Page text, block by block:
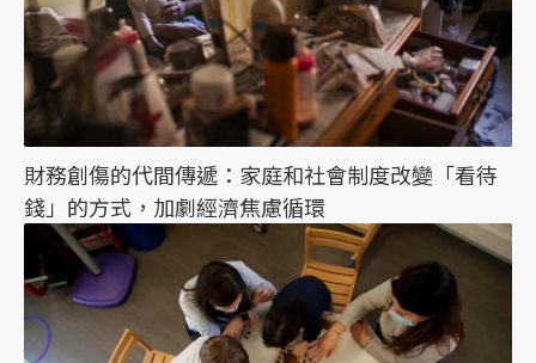
財務創傷的代間傳遞：家庭和社會制度改變「看待
錢」的方式，加劇經濟焦慮循環